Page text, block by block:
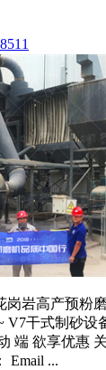
岗岩高产预粉
V7干式制砂设
端 欲享优惠
Email ...